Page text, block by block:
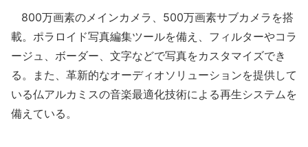
800万画素のメインカメラ、500万画素サブカメラを搭
載。ポラロイド写真編集ツールを備え、フィルターやコラ
ージュ、ボーダー、文字などで写真をカスタマイズでき
る。また、革新的なオーディオソリューションを提供して
いる仏アルカミスの音楽最適化技術による再生システムを
備えている。